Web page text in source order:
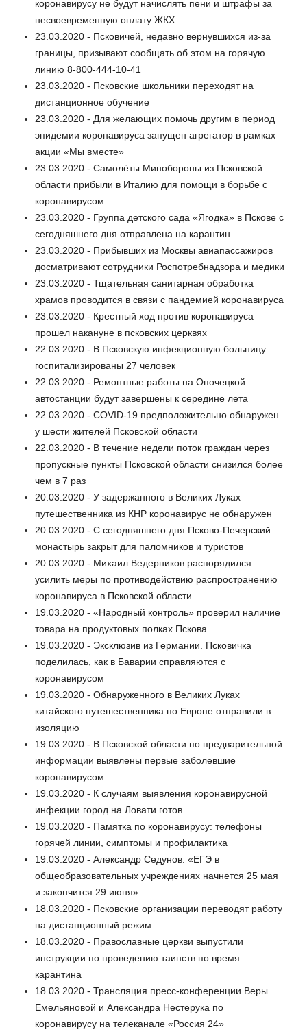
коронавирусу не будут начислять пени и штрафы за
несвоевременную оплату ЖКХ
23.03.2020 - Псковичей, недавно вернувшихся из-за
границы, призывают сообщать об этом на горячую
линию 8-800-444-10-41
23.03.2020 - Псковские школьники переходят на
дистанционное обучение
23.03.2020 - Для желающих помочь другим в период
эпидемии коронавируса запущен агрегатор в рамках
акции «Мы вместе»
23.03.2020 - Самолёты Минобороны из Псковской
области прибыли в Италию для помощи в борьбе с
коронавирусом
23.03.2020 - Группа детского сада «Ягодка» в Пскове с
сегодняшнего дня отправлена на карантин
23.03.2020 - Прибывших из Москвы авиапассажиров
досматривают сотрудники Роспотребнадзора и медики
23.03.2020 - Тщательная санитарная обработка
храмов проводится в связи с пандемией коронавируса
23.03.2020 - Крестный ход против коронавируса
прошел накануне в псковских церквях
22.03.2020 - В Псковскую инфекционную больницу
госпитализированы 27 человек
22.03.2020 - Ремонтные работы на Опочецкой
автостанции будут завершены к середине лета
22.03.2020 - COVID-19 предположительно обнаружен
у шести жителей Псковской области
22.03.2020 - В течение недели поток граждан через
пропускные пункты Псковской области снизился более
чем в 7 раз
20.03.2020 - У задержанного в Великих Луках
путешественника из КНР коронавирус не обнаружен
20.03.2020 - С сегодняшнего дня Псково-Печерский
монастырь закрыт для паломников и туристов
20.03.2020 - Михаил Ведерников распорядился
усилить меры по противодействию распространению
коронавируса в Псковской области
19.03.2020 - «Народный контроль» проверил наличие
товара на продуктовых полках Пскова
19.03.2020 - Эксклюзив из Германии. Псковичка
поделилась, как в Баварии справляются с
коронавирусом
19.03.2020 - Обнаруженного в Великих Луках
китайского путешественника по Европе отправили в
изоляцию
19.03.2020 - В Псковской области по предварительной
информации выявлены первые заболевшие
коронавирусом
19.03.2020 - К случаям выявления коронавирусной
инфекции город на Ловати готов
19.03.2020 - Памятка по коронавирусу: телефоны
горячей линии, симптомы и профилактика
19.03.2020 - Александр Седунов: «ЕГЭ в
общеобразовательных учреждениях начнется 25 мая
и закончится 29 июня»
18.03.2020 - Псковские организации переводят работу
на дистанционный режим
18.03.2020 - Православные церкви выпустили
инструкции по проведению таинств по время
карантина
18.03.2020 - Трансляция пресс-конференции Веры
Емельяновой и Александра Нестерука по
коронавирусу на телеканале «Россия 24»